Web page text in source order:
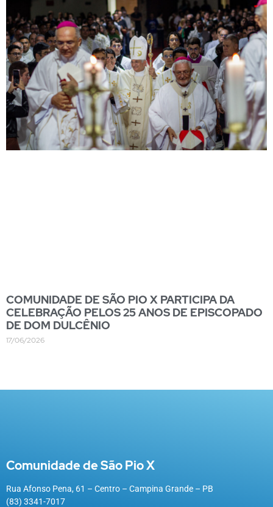
COMUNIDADE DE SÃO PIO X PARTICIPA DA
CELEBRAÇÃO PELOS 25 ANOS DE EPISCOPADO
DE DOM DULCÊNIO
17/06/2026
Comunidade de São Pio X
Rua Afonso Pena, 61 – Centro – Campina Grande – PB
(83) 3341-7017